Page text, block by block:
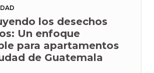
los desechos
Un enfoque
para apartamentos
de Guatemala